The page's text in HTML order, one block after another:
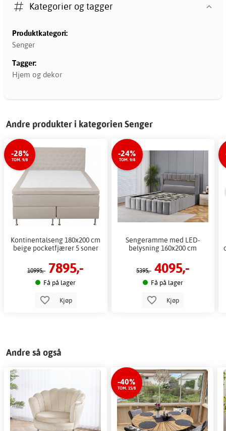
Kategorier og tagger
Produktkategori:
Senger
Tagger:
Hjem og dekor
Andre produkter i kategorien Senger
-28%
TOM. 9/8
Kontinentalseng 180x200 cm
beige pocketfjærer 5 soner
10995,- 7895,-
Få på lager
Kjøp
-24%
TOM. 9/8
Sengeramme med LED-
belysning 160x200 cm
5395,- 4095,-
Få på lager
Kjøp
Andre så også
-40%
TOM. 15/8